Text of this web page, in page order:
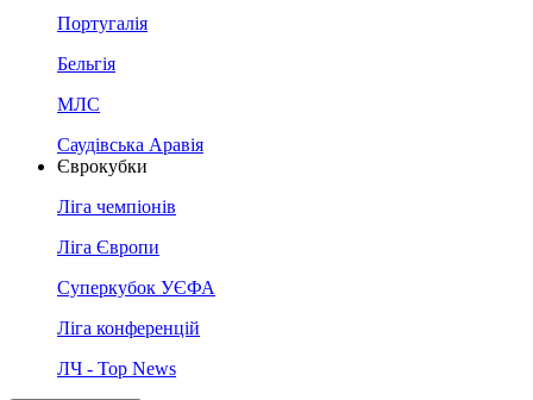
Португалія
Бельгія
МЛС
Саудівська Аравія
Єврокубки
Ліга чемпіонів
Ліга Європи
Суперкубок УЄФА
Ліга конференцій
ЛЧ - Top News